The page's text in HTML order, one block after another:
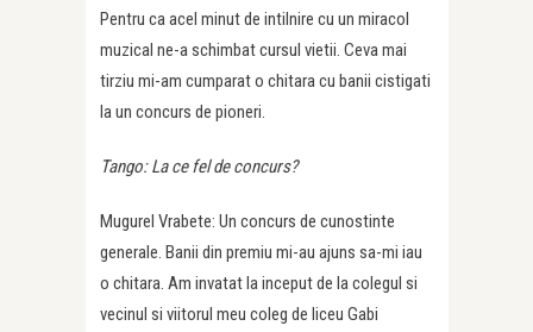
Pentru ca acel minut de intilnire cu un miracol
muzical ne-a schimbat cursul vietii. Ceva mai
tirziu mi-am cumparat o chitara cu banii cistigati
la un concurs de pioneri.
Tango: La ce fel de concurs?
Mugurel Vrabete: Un concurs de cunostinte
generale. Banii din premiu mi-au ajuns sa-mi iau
o chitara. Am invatat la inceput de la colegul si
vecinul si viitorul meu coleg de liceu Gabi